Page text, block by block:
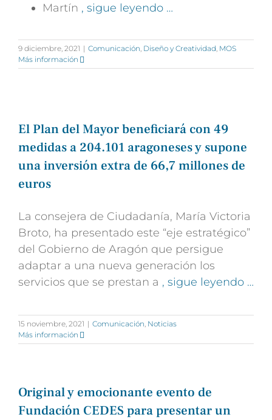
Martín , sigue leyendo …
9 diciembre, 2021 | Comunicación, Diseño y Creatividad, MOS
Más información
El Plan del Mayor beneficiará con 49
medidas a 204.101 aragoneses y supone
una inversión extra de 66,7 millones de
euros
La consejera de Ciudadanía, María Victoria
Broto, ha presentado este “eje estratégico”
del Gobierno de Aragón que persigue
adaptar a una nueva generación los
servicios que se prestan a , sigue leyendo …
15 noviembre, 2021 | Comunicación, Noticias
Más información
Original y emocionante evento de
Fundación CEDES para presentar un